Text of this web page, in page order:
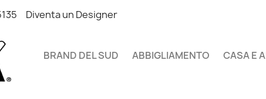
Diventa un Designer
BRAND DEL SUD ABBIGLIAMENTO CASA E